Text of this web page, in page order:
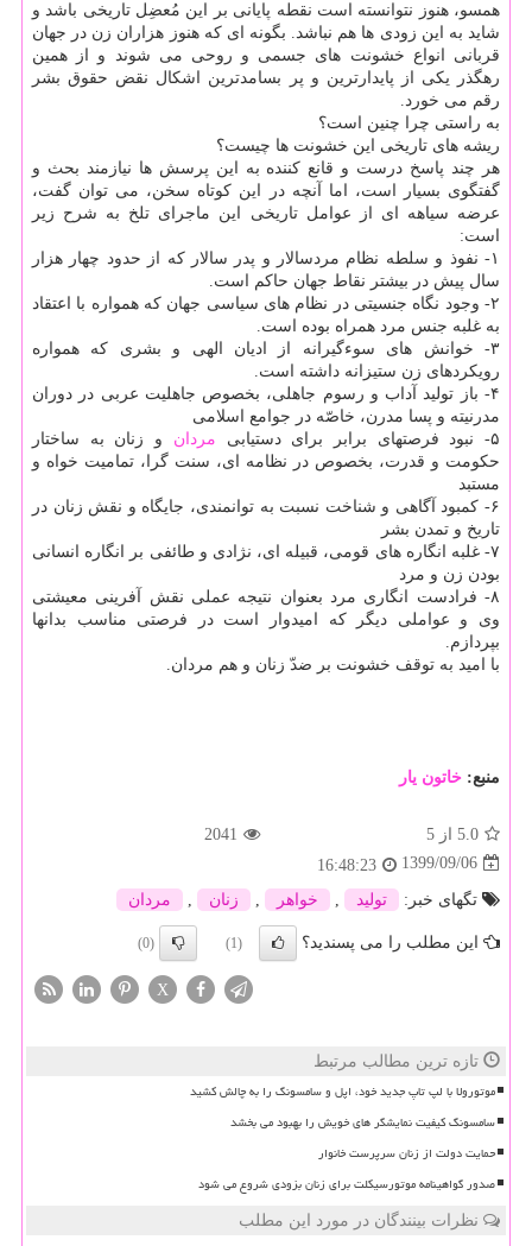
همسو، هنوز نتوانسته است نقطه پایانی بر این مُعضِل تاریخی باشد و
شاید به این زودی ها هم نباشد. بگونه ای که هنوز هزاران زن در جهان
قربانی انواع خشونت های جسمی و روحی می شوند و از همین
رهگذر یکی از پایدارترین و پر بسامدترین اشکال نقض حقوق بشر
رقم می خورد.
به راستی چرا چنین است؟
ریشه های تاریخی این خشونت ها چیست؟
هر چند پاسخ درست و قانع کننده به این پرسش ها نیازمند بحث و
گفتگوی بسیار است، اما آنچه در این کوتاه سخن، می توان گفت،
عرضه سیاهه ای از عوامل تاریخی این ماجرای تلخ به شرح زیر
است:
۱- نفوذ و سلطه نظام مردسالار و پدر سالار که از حدود چهار هزار
سال پیش در بیشتر نقاط جهان حاکم است.
۲- وجود نگاه جنسیتی در نظام های سیاسی جهان که همواره با اعتقاد
به غلبه جنس مرد همراه بوده است.
۳- خوانش های سوءگیرانه از ادیان الهی و بشری که همواره
رویکردهای زن ستیزانه داشته است.
۴- باز تولید آداب و رسوم جاهلی، بخصوص جاهلیت عربی در دوران
مدرنیته و پسا مدرن، خاصّه در جوامع اسلامی
۵- نبود فرصتهای برابر برای دستیابی
مردان و زنان به ساختار
حکومت و قدرت، بخصوص در نظامه ای، سنت گرا، تمامیت خواه و
مستبد
۶- کمبود آگاهی و شناخت نسبت به توانمندی، جایگاه و نقش زنان در
تاریخ و تمدن بشر
۷- غلبه انگاره های قومی، قبیله ای، نژادی و طائفی بر انگاره انسانی
بودن زن و مرد
۸- فرادست انگاری مرد بعنوان نتیجه عملی نقش آفرینی معیشتی
وی و عواملی دیگر که امیدوار است در فرصتی مناسب بدانها
بپردازم.
با امید به توقف خشونت بر ضدّ زنان و هم مردان.
منبع: خاتون یار
5.0 از 5
2041
1399/09/06
16:48:23
تگهای خبر:
تولید خواهر زنان مردان
این مطلب را می پسندید؟ (1)
(0)
X
تازه ترین مطالب مرتبط
موتورولا با لپ تاپ جدید خود، اپل و سامسونگ را به چالش کشید
سامسونگ کیفیت نمایشگر های خویش را بهبود می بخشد
حمایت دولت از زنان سرپرست خانوار
صدور گواهینامه موتورسیکلت برای زنان بزودی شروع می شود
نظرات بینندگان در مورد این مطلب